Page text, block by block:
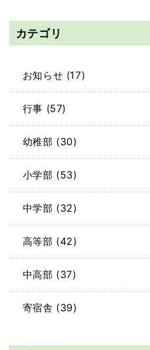
カテゴリ
お知らせ (17)
行事 (57)
幼稚部 (30)
小学部 (53)
中学部 (32)
高等部 (42)
中高部 (37)
寄宿舎 (39)